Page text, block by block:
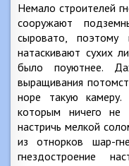
Немало строителей
сооружают
сыровато,
натаскивают сухих
было поуютнее.
выращивания
норе такую
которым ничего не
настричь мелкой
из отнорков шар-
гнездостроение